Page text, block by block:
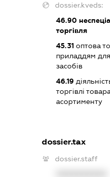
dossier.kveds:
46.90
торгівля
45.31оптова
приладдям
засобів
46.19
торгівлі
асортименту
dossier.tax
dossier.staff